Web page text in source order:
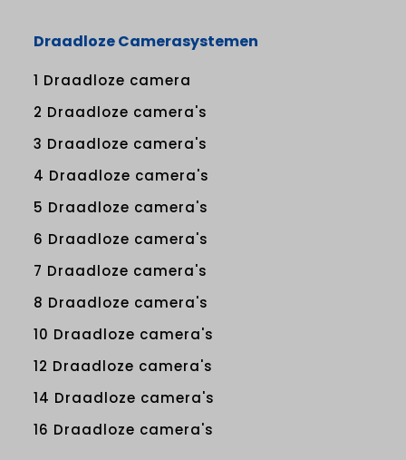
Draadloze Camerasystemen
1 Draadloze camera
2 Draadloze camera's
3 Draadloze camera's
4 Draadloze camera's
5 Draadloze camera's
6 Draadloze camera's
7 Draadloze camera's
8 Draadloze camera's
10 Draadloze camera's
12 Draadloze camera's
14 Draadloze camera's
16 Draadloze camera's